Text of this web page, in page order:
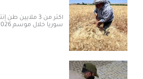
أكثر من 3 ملايين طن إنتاج متوقع
سوريا خلال موسم 2026